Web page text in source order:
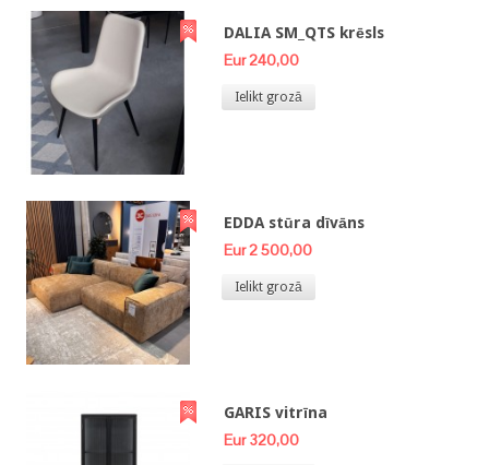
DALIA SM_QTS krēsls
Eur 240,00
Ielikt grozā
EDDA stūra dīvāns
Eur 2 500,00
Ielikt grozā
GARIS vitrīna
Eur 320,00